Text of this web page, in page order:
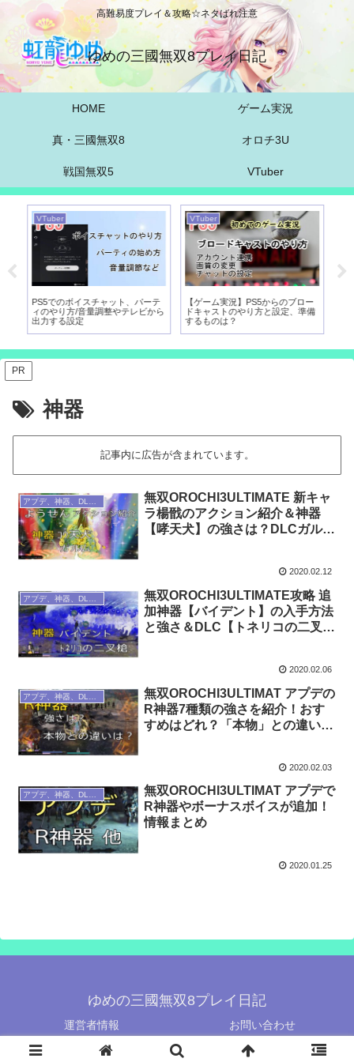
高難易度プレイ＆攻略☆ネタばれ注意
ゆめの三國無双8プレイ日記
HOME ゲーム実況
真・三國無双8 オロチ3U
戦国無双5 VTuber
VTuber
PS5でのボイスチャット、パーテ
ィのやり方/音量調整やテレビから
出力する設定
VTuber
【ゲーム実況】PS5からのブロー
ドキャストのやり方と設定、準備
するものは？
PR
神器
記事内に広告が含まれています。
無双OROCHI3ULTIMATE 新キャ
ラ楊戩のアクション紹介＆神器
【哮天犬】の強さは？DLCガルム
2020.02.12
アプデ、神器、DLC、武将紹介
無双OROCHI3ULTIMATE攻略 追
加神器【バイデント】の入手方法
と強さ＆DLC【トネリコの二叉
2020.02.06
無双OROCHI3ULTIMAT アプデの
R神器7種類の強さを紹介！おす
すめはどれ？「本物」との違い
2020.02.03
無双OROCHI3ULTIMAT アプデで
R神器やボーナスボイスが追加！
情報まとめ
2020.01.25
ゆめの三國無双8プレイ日記
運営者情報 お問い合わせ
© 2019-2026 ゆめの三國無双8プレイ日記.